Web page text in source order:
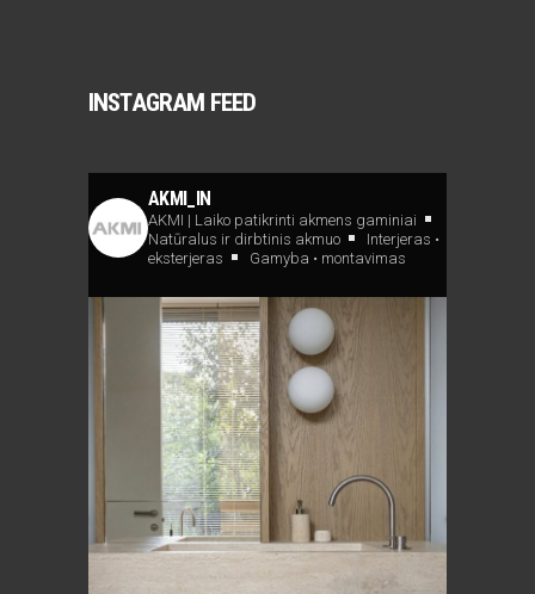
INSTAGRAM FEED
AKMI_IN
AKMI | Laiko patikrinti akmens gaminiai
Natūralus ir dirbtinis akmuo
Interjeras •
eksterjeras
Gamyba • montavimas